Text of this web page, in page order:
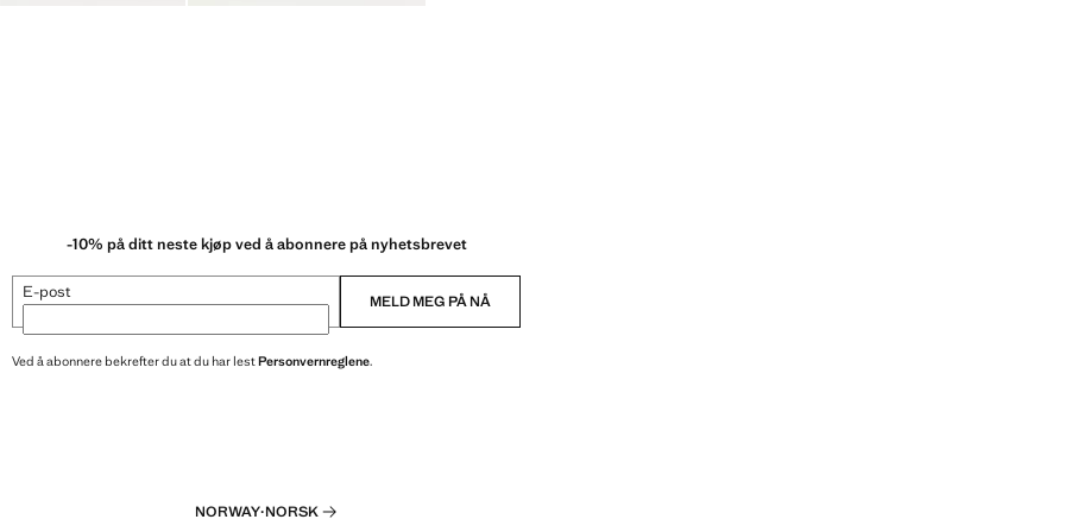
-10% på ditt neste kjøp ved å abonnere på nyhetsbrevet
E-post MELD MEG PÅ NÅ
Ved å abonnere bekrefter du at du har lestPersonvernreglene.
NORWAY·NORSK